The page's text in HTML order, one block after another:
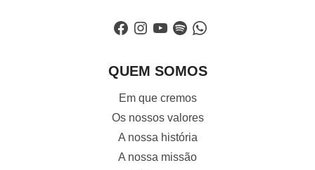
Facebook
Instagram
YouTube
SpotifyWhatsApp
QUEM SOMOS
Em que cremos
Os nossos valores
A nossa história
A nossa missão